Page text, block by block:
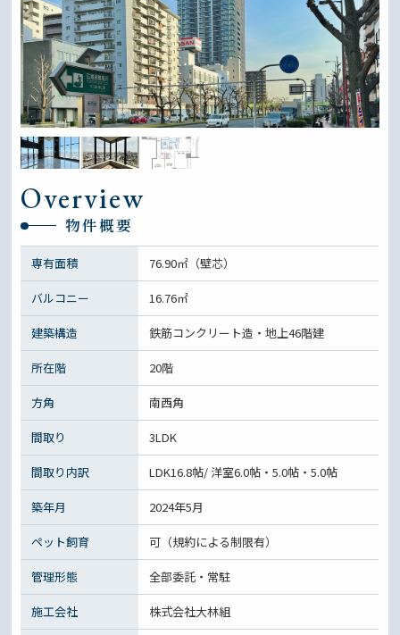
Overview
物件概要
専有面積 76.90㎡（壁芯）
バルコニー 16.76㎡
建築構造 鉄筋コンクリート造・地上46階建
所在階 20階
方角 南西角
間取り 3LDK
間取り内訳 LDK16.8帖/ 洋室6.0帖・5.0帖・5.0帖
築年月 2024年5月
ペット飼育 可（規約による制限有）
管理形態 全部委託・常駐
施工会社 株式会社大林組